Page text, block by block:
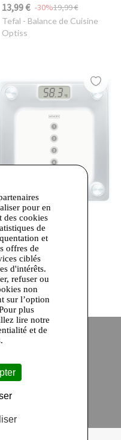
13,99 € 19,99 €
-30%
Tefal - Balance de Cuisine
Optiss
23,09 € -30%
Tefal- Pèse-Personne
Atlantis
en ligne sécurisé
Qualité garantie
pour en
des cookies
de
et
offres de
ciblés
d'intérêts.
refuser ou
non
sur l’option
plus
lire notre
et de